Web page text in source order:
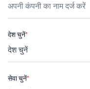
देश चुनें*
सेवा चुनें*